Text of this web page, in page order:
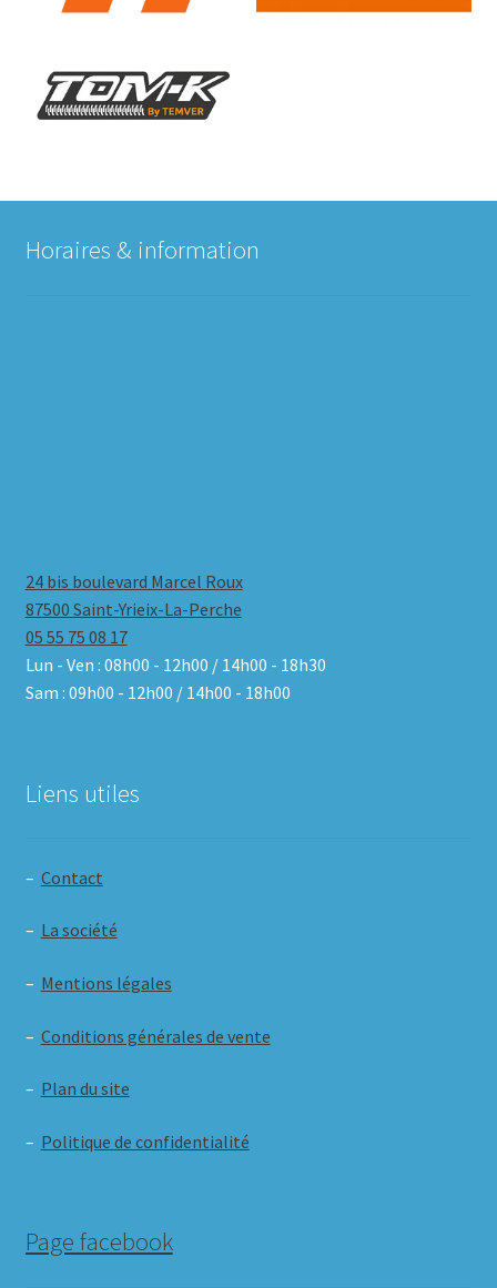
Horaires & information
24 bis boulevard Marcel Roux
87500 Saint-Yrieix-La-Perche
05 55 75 08 17
Lun - Ven : 08h00 - 12h00 / 14h00 - 18h30
Sam : 09h00 - 12h00 / 14h00 - 18h00
Liens utiles
– Contact
– La société
– Mentions légales
– Conditions générales de vente
– Plan du site
– Politique de confidentialité
Page facebook